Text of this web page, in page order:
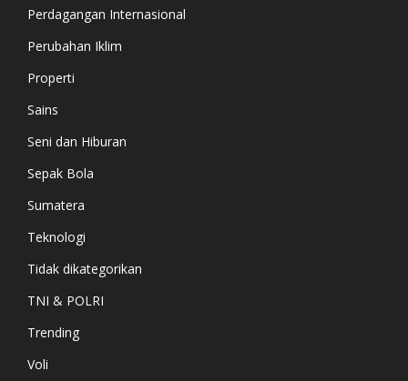
Perdagangan Internasional
Perubahan Iklim
Properti
Sains
Seni dan Hiburan
Sepak Bola
Sumatera
Teknologi
Tidak dikategorikan
TNI & POLRI
Trending
Voli